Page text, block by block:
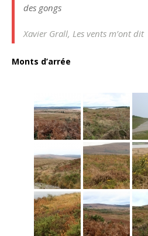
des gongs
Xavier Grall, Les vents m’ont dit
Monts d’arrée